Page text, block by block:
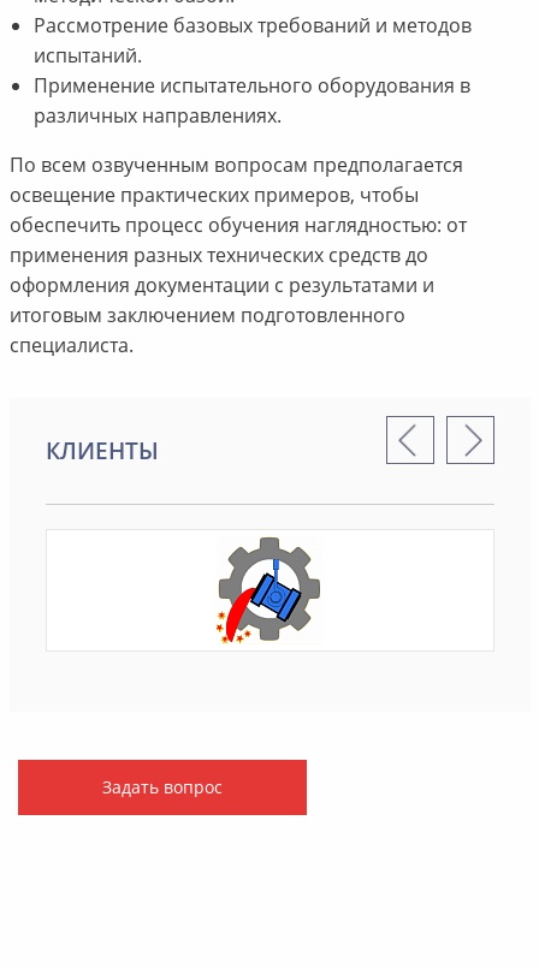
Рассмотрение базовых требований и методов
испытаний.
Применение испытательного оборудования в
различных направлениях.
По всем озвученным вопросам предполагается
освещение практических примеров, чтобы
обеспечить процесс обучения наглядностью: от
применения разных технических средств до
оформления документации с результатами и
итоговым заключением подготовленного
специалиста.
КЛИЕНТЫ
Задать вопрос